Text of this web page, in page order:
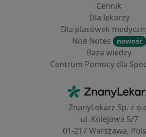
Cennik
Dla lekarzy
Dla placówek
Noa Notes
nowość
Baza wiedzy
Centrum Pomocy dla
ZnanyLekarz
ZnanyLekarz Sp. z
ul. Kolejowa 5/7
01-217 Warszawa,